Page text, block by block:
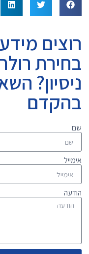
רוצים
בחירת
ניסיון?
בהקדם
שם
אימייל
הודעה